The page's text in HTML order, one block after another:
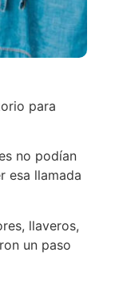
para
no podían
esa llamada
llaveros,
un paso